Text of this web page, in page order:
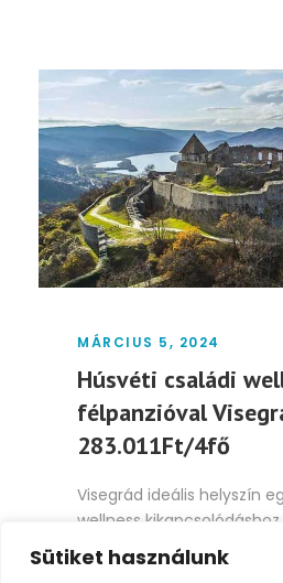
Sütiket használunk
MÁRCIUS 5, 2024
Húsvéti családi
félpanzióval
283.011Ft/4fő
Visegrád ideális helyszín
wellness
természeti szépségek és
mind...